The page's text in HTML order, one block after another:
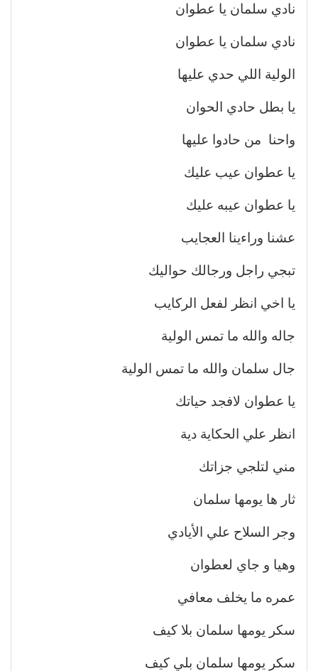
نادي سلمان يا عطوان
نادي سلمان يا عطوان
الولية اللي حدي عليها
يا بطل حادي الحوان
واحنا من حادوا عليها
يا عطوان عيب عليك
يا عطوان عيبه عليك
عشنا وراءينا العجايب
تبجي راجل ورجالك حواليك
يا اخي انظر لفعل الركايب
جاله والله ما تمس الولية
جال سلمان والله ما تمس الولية
يا عطوان لافجد حياتك
انظر علي الحكاية دية
مني لتلجي جزاتك
ثار ها يومها سلمان
وجر السلاح علي الأيادي
وهيا و جاي لعطوان
عمره ما يخلف معافي
سكر يومها سلمان بلا كيف
سكر يومها سلمان بلي كيف